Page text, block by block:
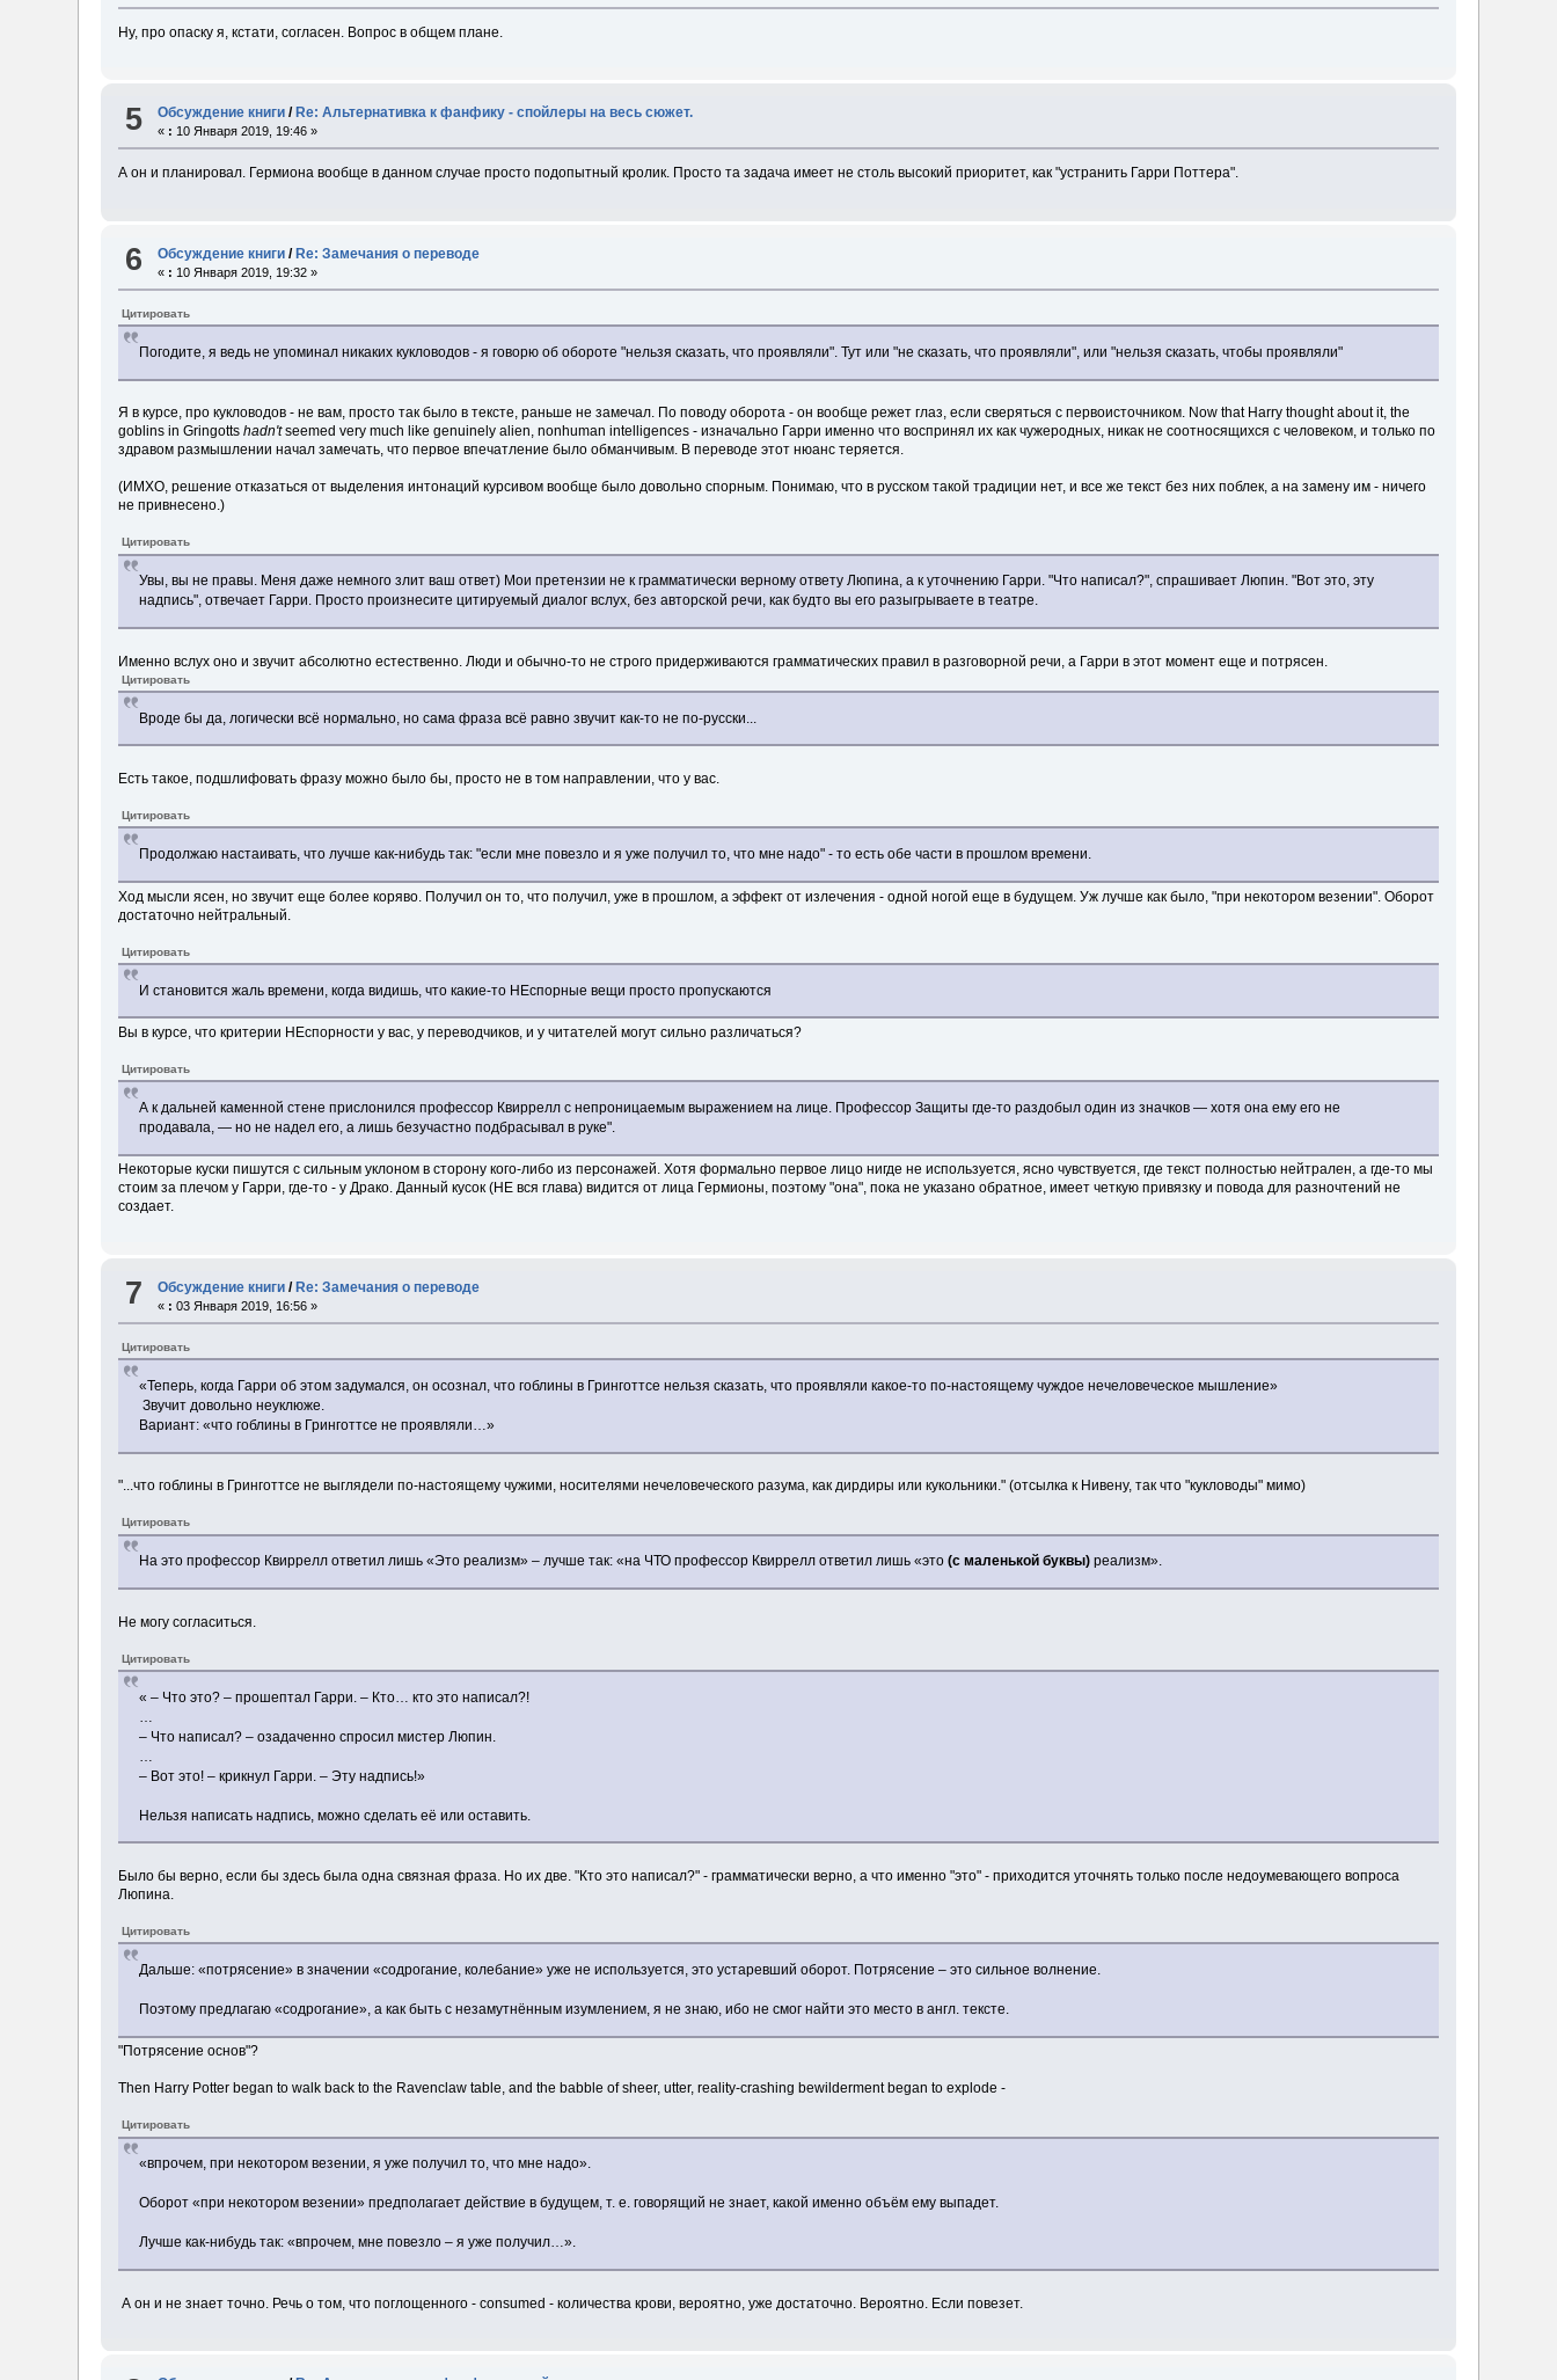
Ну, про опаску я, кстати, согласен. Bопрос в общем плане.
5 Обсуждение книги / Re: Альтернативка к фанфику - спойлеры на весь сюжет.
« : 10 Января 2019, 19:46 »
А он и планировал. Гермиона вообще в данном случае просто подопытный кролик. Просто та задача имеет не столь высокий приоритет, как "устранить Гарри Поттера".
6 Обсуждение книги / Re: Замечания о переводе
« : 10 Января 2019, 19:32 »
Цитировать
Погодите, я ведь не упоминал никаких кукловодов - я говорю об обороте "нельзя сказать, что проявляли". Тут или "не сказать, что проявляли", или "нельзя сказать, чтобы проявляли"
Я в курсе, про кукловодов - не вам, просто так было в тексте, раньше не замечал. По поводу оборота - он вообще режет глаз, если сверяться с первоисточником. Now that Harry thought about it, the
goblins in Gringottshadn'tseemed very much like genuinely alien, nonhuman intelligences - изначально Гарри именно что воспринял их как чужеродных, никак не соотносящихся с человеком, и только по
здравом размышлении начал замечать, что первое впечатление было обманчивым. В переводе этот нюанс теряется.
(ИМХО, решение отказаться от выделения интонаций курсивом вообще было довольно спорным. Понимаю, что в русском такой традиции нет, и все же текст без них поблек, а на замену им - ничего
не привнесено.)
Цитировать
Увы, вы не правы. Меня даже немного злит ваш ответ) Мои претензии не к грамматически верному ответу Люпина, а к уточнению Гарри. "Что написал?", спрашивает Люпин. "Вот это, эту
надпись", отвечает Гарри. Просто произнесите цитируемый диалог вслух, без авторской речи, как будто вы его разыгрываете в театре.
Именно вслух оно и звучит абсолютно естественно. Люди и обычно-то не строго придерживаются грамматических правил в разговорной речи, а Гарри в этот момент еще и потрясен.
Цитировать
Вроде бы да, логически всё нормально, но сама фраза всё равно звучит как-то не по-русски...
Eсть такое, подшлифовать фразу можно было бы, просто не в том направлении, что у вас.
Цитировать
Продолжаю настаивать, что лучше как-нибудь так: "если мне повезло и я уже получил то, что мне надо" - то есть обе части в прошлом времени.
Ход мысли ясен, но звучит еще более коряво. Получил он то, что получил, уже в прошлом, а эффект от излечения - одной ногой еще в будущем. Уж лучше как было, "при некотором везении". Оборот
достаточно нейтральный.
Цитировать
И становится жаль времени, когда видишь, что какие-то НЕспорные вещи просто пропускаются
Вы в курсе, что критерии НЕспорности у вас, у переводчиков, и у читателей могут сильно различаться?
Цитировать
А к дальней каменной стене прислонился профессор Квиррелл с непроницаемым выражением на лице. Профессор Защиты где-то раздобыл один из значков — хотя она ему его не
продавала, — но не надел его, а лишь безучастно подбрасывал в руке".
Некоторые куски пишутся с сильным уклоном в сторону кого-либо из персонажей. Хотя формально первое лицо нигде не используется, ясно чувствуется, где текст полностью нейтрален, а где-то мы
стоим за плечом у Гарри, где-то - у Драко. Данный кусок (HE вся глава) видится от лица Гермионы, поэтому "она", пока не указано обратное, имеет четкую привязку и повода для разночтений не
создает.
7 Обсуждение книги /Re: Замечания о переводе
« : 03 Января 2019, 16:56 »
Цитировать
«Теперь, когда Гарри об этом задумался, он осознал, что гоблины в Гринготтсе нельзя сказать, что проявляли какое-то по-настоящему чуждое нечеловеческое мышление»
Звучит довольно неуклюже.
Вариант: «что гоблины в Гринготтсе не проявляли…»
"...что гоблины в Гринготтсе не выглядели по-настоящему чужими, носителями нечеловеческого разума, как дирдиры или кукольники." (отсылка к Нивену, так что "кукловоды" мимо)
Цитировать
На это профессор Квиррелл ответил лишь «Это реализм» – лучше так: «на ЧТО профессор Квиррелл ответил лишь «это (с маленькой буквы)реализм».
Не могу согласиться.
Цитировать
« – Что это? – прошептал Гарри. – Кто… кто это написал?!
– Что написал? – озадаченно спросил мистер Люпин.
– Вот это! – крикнул Гарри. – Эту надпись!»
Нельзя написать надпись, можно сделать её или оставить.
Было бы верно, если бы здесь была одна связная фраза. Но их две. "Кто это написал?" - грамматически верно, а что именно "это" - приходится уточнять только после недоумевающего вопроса
Люпина.
Цитировать
Дальше: «потрясение» в значении «содрогание, колебание» уже не используется, это устаревший оборот. Потрясение – это сильное волнение.
Поэтому предлагаю «содрогание», а как быть с незамутнённым изумлением, я не знаю, ибо не смог найти это место в англ. тексте.
"Потрясение основ"?
Then Harry Potter began to walk back to the Ravenclaw table, and the babble of sheer, utter, reality-crashing bewilderment began to explode -
Цитировать
«впрочем, при некотором везении, я уже получил то, что мне надо».
Оборот «при некотором везении» предполагает действие в будущем, т. е. говорящий не знает, какой именно объём ему выпадет.
Лучше как-нибудь так: «впрочем, мне повезло – я уже получил…».
А он и не знает точно. Речь о том, что поглощенного - consumed - количества крови, вероятно, уже достаточно. Вероятно. Если повезет.